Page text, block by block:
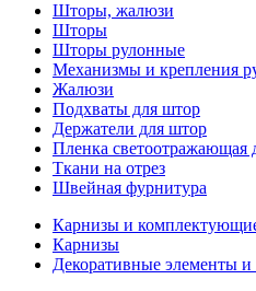
Шторы, жалюзи
Шторы
Шторы рулонные
Механизмы и крепления
Жалюзи
Подхваты для штор
Держатели для штор
Пленка светоотражающая
Ткани на отрез
Швейная фурнитура
Карнизы и
Карнизы
Декоративные элементы